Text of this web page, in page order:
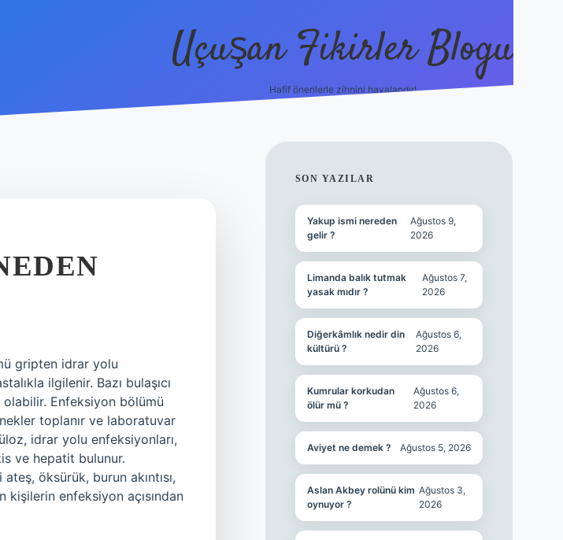
Uçuşan Fikirler Blogu
Hafif önerilerle zihnini havalandır!
gripten idrar yolu
ilgilenir. Bazı bulaşıcı
Enfeksiyon bölümü
toplanır ve laboratuvar
idrar yolu enfeksiyonları,
ve hepatit bulunur.
öksürük, burun akıntısı,
enfeksiyon açısından
SIDEBAR
SON YAZILAR
Yakup ismi nereden
gelir ?
Ağustos 9,
2026
Limanda balık tutmak
yasak mıdır ?
Ağustos 7,
2026
Diğerkâmlık nedir din
kültürü ?
Ağustos 6,
2026
Kumrular korkudan
ölür mü ?
Ağustos 6,
2026
Aviyet ne demek ? Ağustos 5, 2026
Aslan Akbey rolünü kim
oynuyor ?
Ağustos 3,
2026
hiltonbet güncel giriş